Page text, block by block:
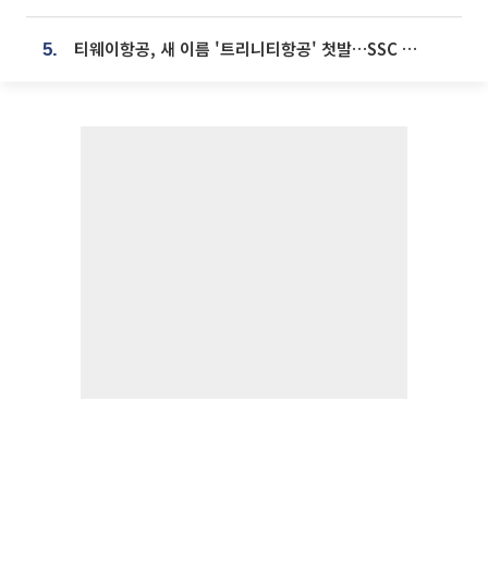
5. 티웨이항공, 새 이름 '트리니티항공' 첫발…SSC 전략 본격화